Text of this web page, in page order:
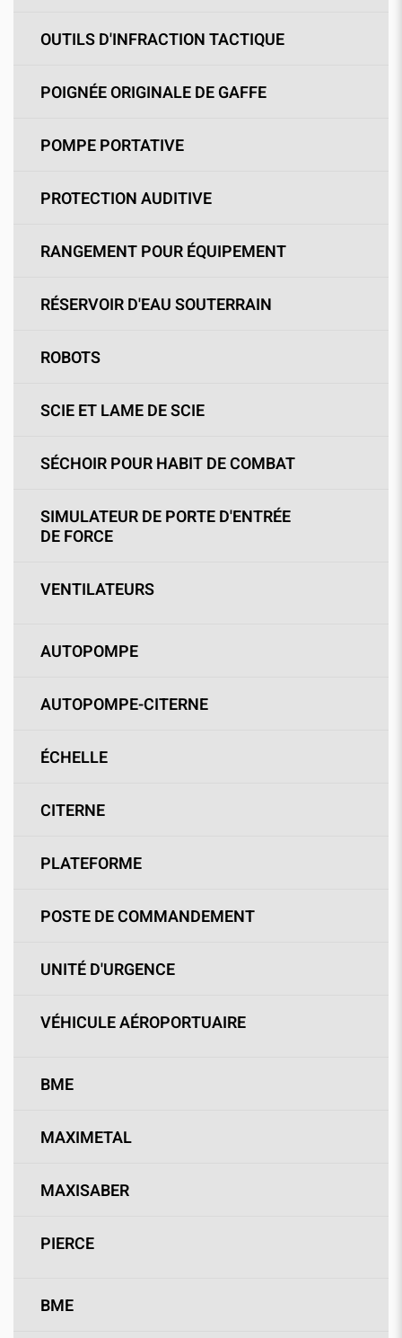
OUTILS D'INFRACTION TACTIQUE
POIGNÉE ORIGINALE DE GAFFE
POMPE PORTATIVE
PROTECTION AUDITIVE
RANGEMENT POUR ÉQUIPEMENT
RÉSERVOIR D'EAU SOUTERRAIN
ROBOTS
SCIE ET LAME DE SCIE
SÉCHOIR POUR HABIT DE COMBAT
SIMULATEUR DE PORTE D'ENTRÉE
DE FORCE
VENTILATEURS
AUTOPOMPE
AUTOPOMPE-CITERNE
ÉCHELLE
CITERNE
PLATEFORME
POSTE DE COMMANDEMENT
UNITÉ D'URGENCE
VÉHICULE AÉROPORTUAIRE
BME
MAXIMETAL
MAXISABER
PIERCE
BME